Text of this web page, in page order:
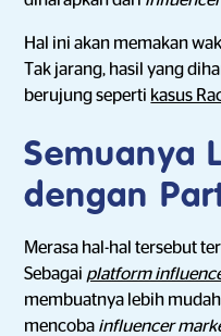
Hal ini akan memakan
Tak jarang, hasil yang
berujung seperti kasus
Semuanya
dengan
Merasa hal-hal tersebut
Sebagai platform
membuatnya lebih
mencoba influencer